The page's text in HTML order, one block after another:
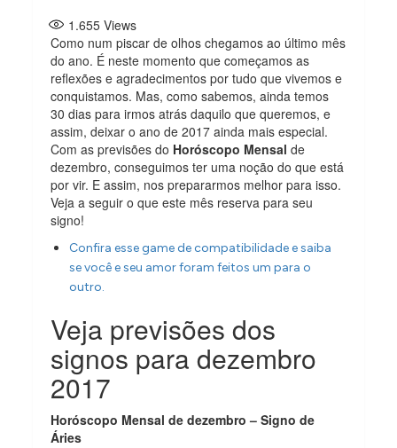
1.655 Views
Como num piscar de olhos chegamos ao último mês
do ano. É neste momento que começamos as
reflexões e agradecimentos por tudo que vivemos e
conquistamos. Mas, como sabemos, ainda temos
30 dias para irmos atrás daquilo que queremos, e
assim, deixar o ano de 2017 ainda mais especial.
Com as previsões do Horóscopo Mensal de
dezembro, conseguimos ter uma noção do que está
por vir. E assim, nos prepararmos melhor para isso.
Veja a seguir o que este mês reserva para seu
signo!
Confira esse game de compatibilidade e saiba
se você e seu amor foram feitos um para o
outro.
Veja previsões dos
signos para dezembro
2017
Horóscopo Mensal de dezembro – Signo de
Áries